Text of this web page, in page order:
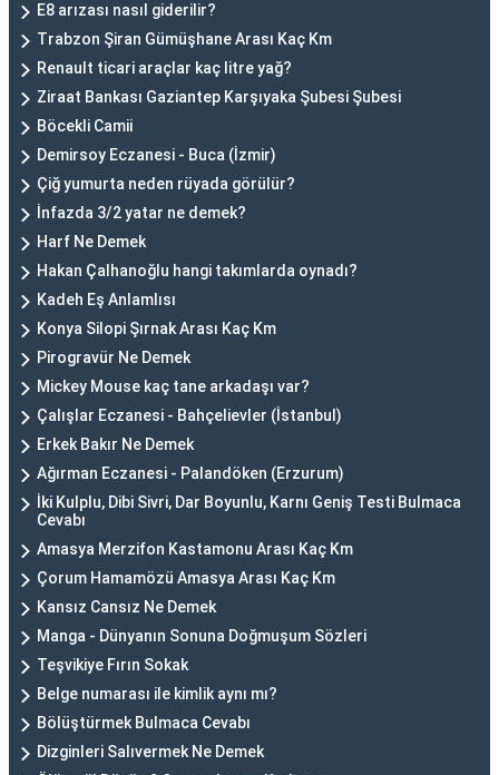
E8 arızası nasıl giderilir?
Trabzon Şiran Gümüşhane Arası Kaç Km
Renault ticari araçlar kaç litre yağ?
Ziraat Bankası Gaziantep Karşıyaka Şubesi Şubesi
Böcekli Camii
Demirsoy Eczanesi - Buca (İzmir)
Çiğ yumurta neden rüyada görülür?
İnfazda 3/2 yatar ne demek?
Harf Ne Demek
Hakan Çalhanoğlu hangi takımlarda oynadı?
Kadeh Eş Anlamlısı
Konya Silopi Şırnak Arası Kaç Km
Pirogravür Ne Demek
Mickey Mouse kaç tane arkadaşı var?
Çalışlar Eczanesi - Bahçelievler (İstanbul)
Erkek Bakır Ne Demek
Ağırman Eczanesi - Palandöken (Erzurum)
İki Kulplu, Dibi Sivri, Dar Boyunlu, Karnı Geniş Testi Bulmaca
Cevabı
Amasya Merzifon Kastamonu Arası Kaç Km
Çorum Hamamözü Amasya Arası Kaç Km
Kansız Cansız Ne Demek
Manga - Dünyanın Sonuna Doğmuşum Sözleri
Teşvikiye Fırın Sokak
Belge numarası ile kimlik aynı mı?
Bölüştürmek Bulmaca Cevabı
Dizginleri Salıvermek Ne Demek